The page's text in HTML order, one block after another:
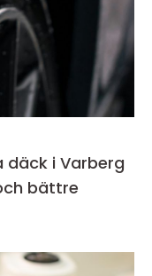
däck i Varberg
bättre